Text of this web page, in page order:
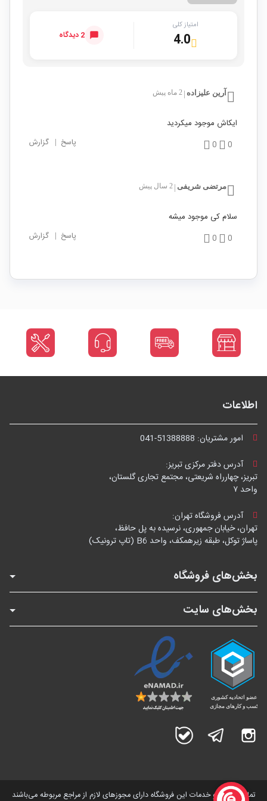
امتیاز کلی
4.0 2 دیدگاه
آرین علیزاده | 2 ماه پیش
ایکاش موجود میکردید
0
0 پاسخ | گزارش
مرتضی شریفی | 2 سال پیش
سلام کی موجود میشه
0
0 پاسخ | گزارش
اطلاعات
امور مشتریان: 041-51388888
آدرس دفتر مرکزی تبریز:
تبریز، چهارراه شریعتی، مجتمع تجاری گلستان،
واحد ۷
آدرس فروشگاه تهران:
تهران، خیابان جمهوری، نرسیده به پل حافظ،
پاساژ توکل، طبقه زیرهمکف، واحد B6 (تاپ ترونیک)
بخش‌های فروشگاه
بخش‌های سایت
اینستاگرام تلگرام
تمامی کالاها و خدمات این فروشگاه دارای مجوز‌های لازم از مراجع مربوطه می‌باشند